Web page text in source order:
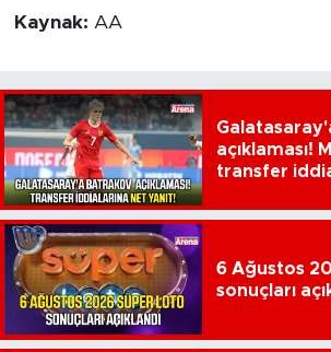
Kaynak: AA
açıklaması!
transfer
6 Ağustos
sonuçları